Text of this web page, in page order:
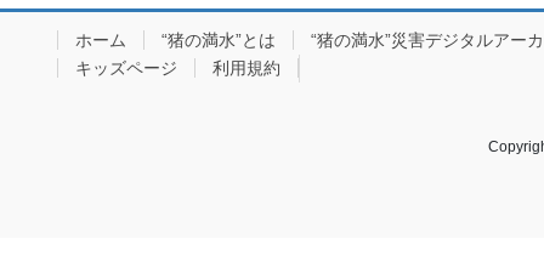
ビ
ゲ
ホーム “猪の満水”とは “猪の満水”災害デジタルアー
キッズページ
利用規約